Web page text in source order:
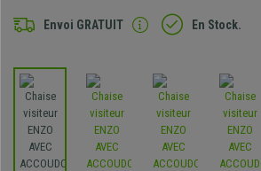
Envoi GRATUIT En Stock.